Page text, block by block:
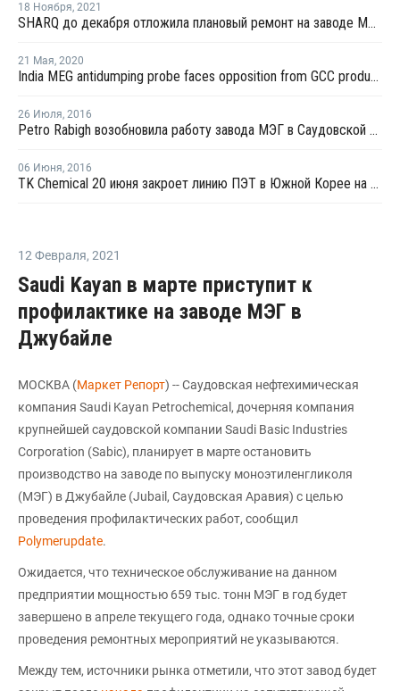
18 Ноября, 2021
SHARQ до декабря отложила плановый ремонт на заводе МЭГ № 4 в Джубайле
21 Мая, 2020
India MEG antidumping probe faces opposition from GCC producers, textile buyers
26 Июля, 2016
Petro Rabigh возобновила работу завода МЭГ в Саудовской Аравии
06 Июня, 2016
TK Chemical 20 июня закроет линию ПЭТ в Южной Корее на профилактику
12 Февраля, 2021
Saudi Kayan в марте приступит к
профилактике на заводе МЭГ в
Джубайле
МОСКВА (Маркет Репорт) -- Саудовская нефтехимическая
компания Saudi Kayan Petrochemical, дочерняя компания
крупнейшей саудовской компании Saudi Basic Industries
Corporation (Sabic), планирует в марте остановить
производство на заводе по выпуску моноэтиленгликоля
(МЭГ) в Джубайле (Jubail, Саудовская Аравия) с целью
проведения профилактических работ, сообщил
Polymerupdate.
Ожидается, что техническое обслуживание на данном
предприятии мощностью 659 тыс. тонн МЭГ в год будет
завершено в апреле текущего года, однако точные сроки
проведения ремонтных мероприятий не указываются.
Между тем, источники рынка отметили, что этот завод будет